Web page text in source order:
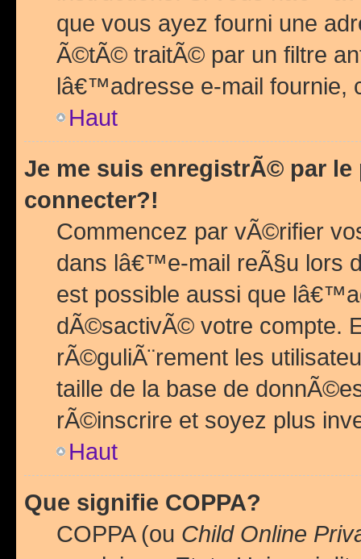
que vous ayez fourni une
Ã©tÃ© traitÃ© par un filtre
lâ€™adresse e-mail fournie,
Haut
Je me suis enregistrÃ© par
connecter?!
Commencez par vÃ©rifier
dans lâ€™e-mail reÃ§u lors
est possible aussi que
dÃ©sactivÃ© votre compte.
rÃ©guliÃ¨rement les
taille de la base de
rÃ©inscrire et soyez plus
Haut
Que signifie COPPA?
COPPA (ou Child Online